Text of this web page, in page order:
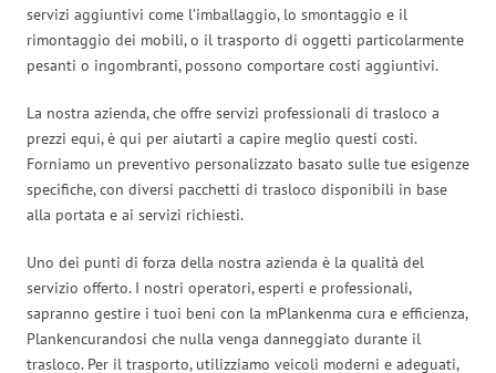
servizi aggiuntivi come l’imballaggio, lo smontaggio e il
rimontaggio dei mobili, o il trasporto di oggetti particolarmente
pesanti o ingombranti, possono comportare costi aggiuntivi.
La nostra azienda, che offre servizi professionali di trasloco a
prezzi equi, è qui per aiutarti a capire meglio questi costi.
Forniamo un preventivo personalizzato basato sulle tue esigenze
specifiche, con diversi pacchetti di trasloco disponibili in base
alla portata e ai servizi richiesti.
Uno dei punti di forza della nostra azienda è la qualità del
servizio offerto. I nostri operatori, esperti e professionali,
sapranno gestire i tuoi beni con la mPlankenma cura e efficienza,
Plankencurandosi che nulla venga danneggiato durante il
trasloco. Per il trasporto, utilizziamo veicoli moderni e adeguati,